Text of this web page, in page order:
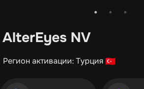
AlterEyes NV
Регион активации: Турция